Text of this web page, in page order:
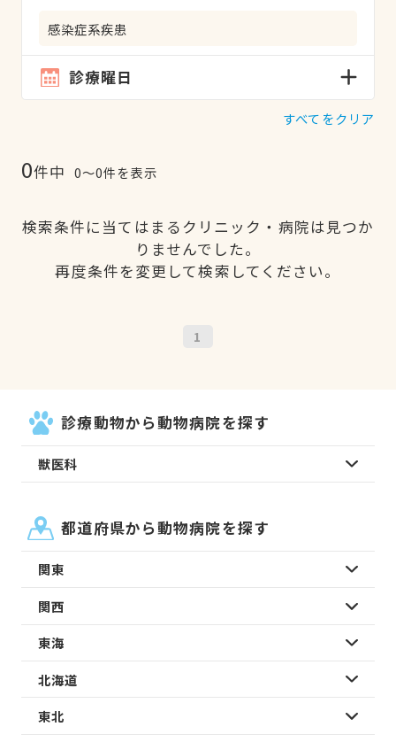
感染症系疾患
診療曜日
すべてをクリア
0件中 0〜0件を表示
検索条件に当てはまるクリニック・病院は見つか
りませんでした。
再度条件を変更して検索してください。
1
診療動物から動物病院を探す
獣医科
都道府県から動物病院を探す
関東
関西
東海
北海道
東北